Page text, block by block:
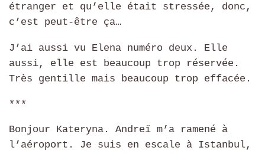
étranger et qu’elle était stressée, donc,
c’est peut-être ça…
J’ai aussi vu Elena numéro deux. Elle
aussi, elle est beaucoup trop réservée.
Très gentille mais beaucoup trop effacée.
***
Bonjour Kateryna. Andreï m’a ramené à
l’aéroport. Je suis en escale à Istanbul,